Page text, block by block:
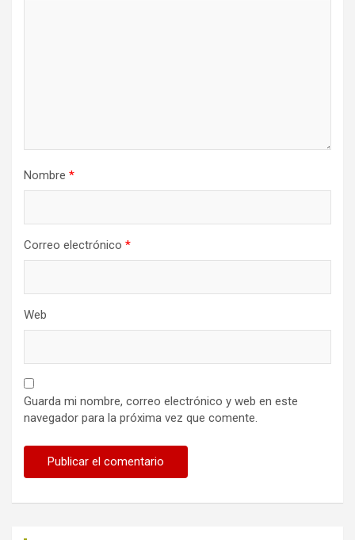
Nombre *
Correo electrónico *
Web
Guarda mi nombre, correo electrónico y web en este
navegador para la próxima vez que comente.